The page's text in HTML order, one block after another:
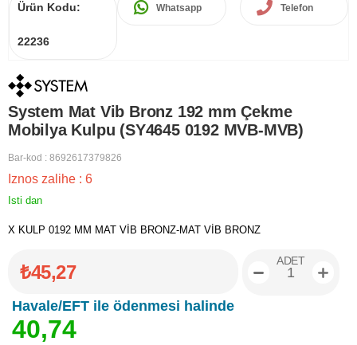
Ürün Kodu:
22236
Whatsapp Telefon
System Mat Vib Bronz 192 mm Çekme
Mobilya Kulpu (SY4645 0192 MVB-MVB)
Bar-kod : 8692617379826
Iznos zalihe : 6
Isti dan
X KULP 0192 MM MAT VİB BRONZ-MAT VİB BRONZ
₺45,27
Havale/EFT ile ödenmesi halinde
40,74
ADET